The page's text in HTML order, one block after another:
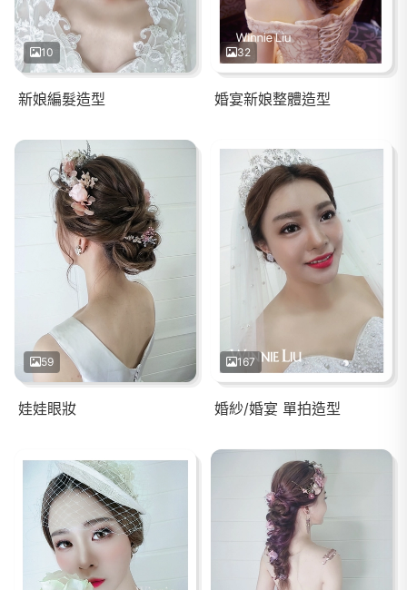
10
新娘編髮造型
32
婚宴新娘整體造型
59
娃娃眼妝
167
婚紗/婚宴 單拍造型